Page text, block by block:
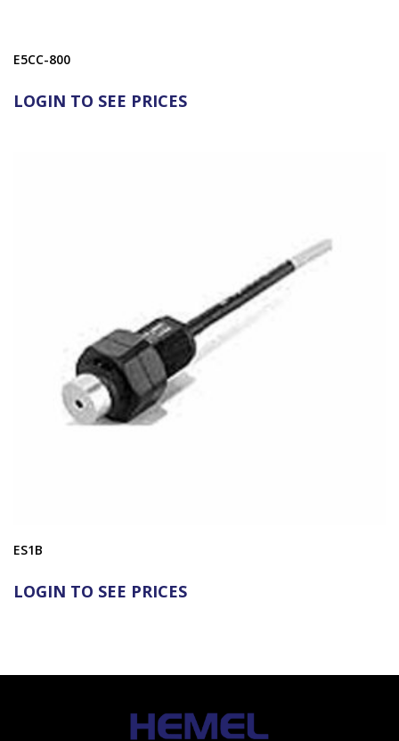
E5CC-800
LOGIN TO SEE PRICES
ES1B
LOGIN TO SEE PRICES